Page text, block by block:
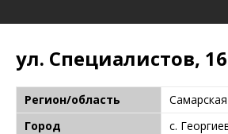
ул. Специалистов,
Регион/область
Город
с.